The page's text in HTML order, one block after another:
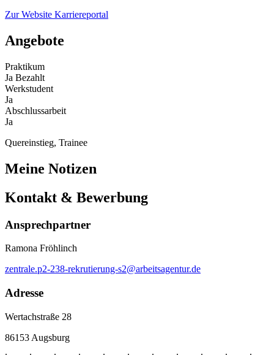
Zur Website Karriereportal
Angebote
Praktikum
Ja Bezahlt
Werkstudent
Ja
Abschlussarbeit
Ja
Quereinstieg, Trainee
Meine Notizen
Kontakt & Bewerbung
Ansprechpartner
Ramona Fröhlinch
zentrale.p2-238-rekrutierung-s2@arbeitsagentur.de
Adresse
Wertachstraße 28
86153 Augsburg